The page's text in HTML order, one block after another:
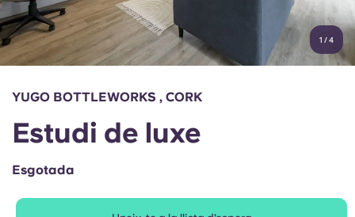
Compte Llengua
English (GB)
Chinese
Selecciona un país
Reserva ara
Portuguese
1 /4
YUGO BOTTLEWORKS , CORK
Estudi de luxe
Esgotada